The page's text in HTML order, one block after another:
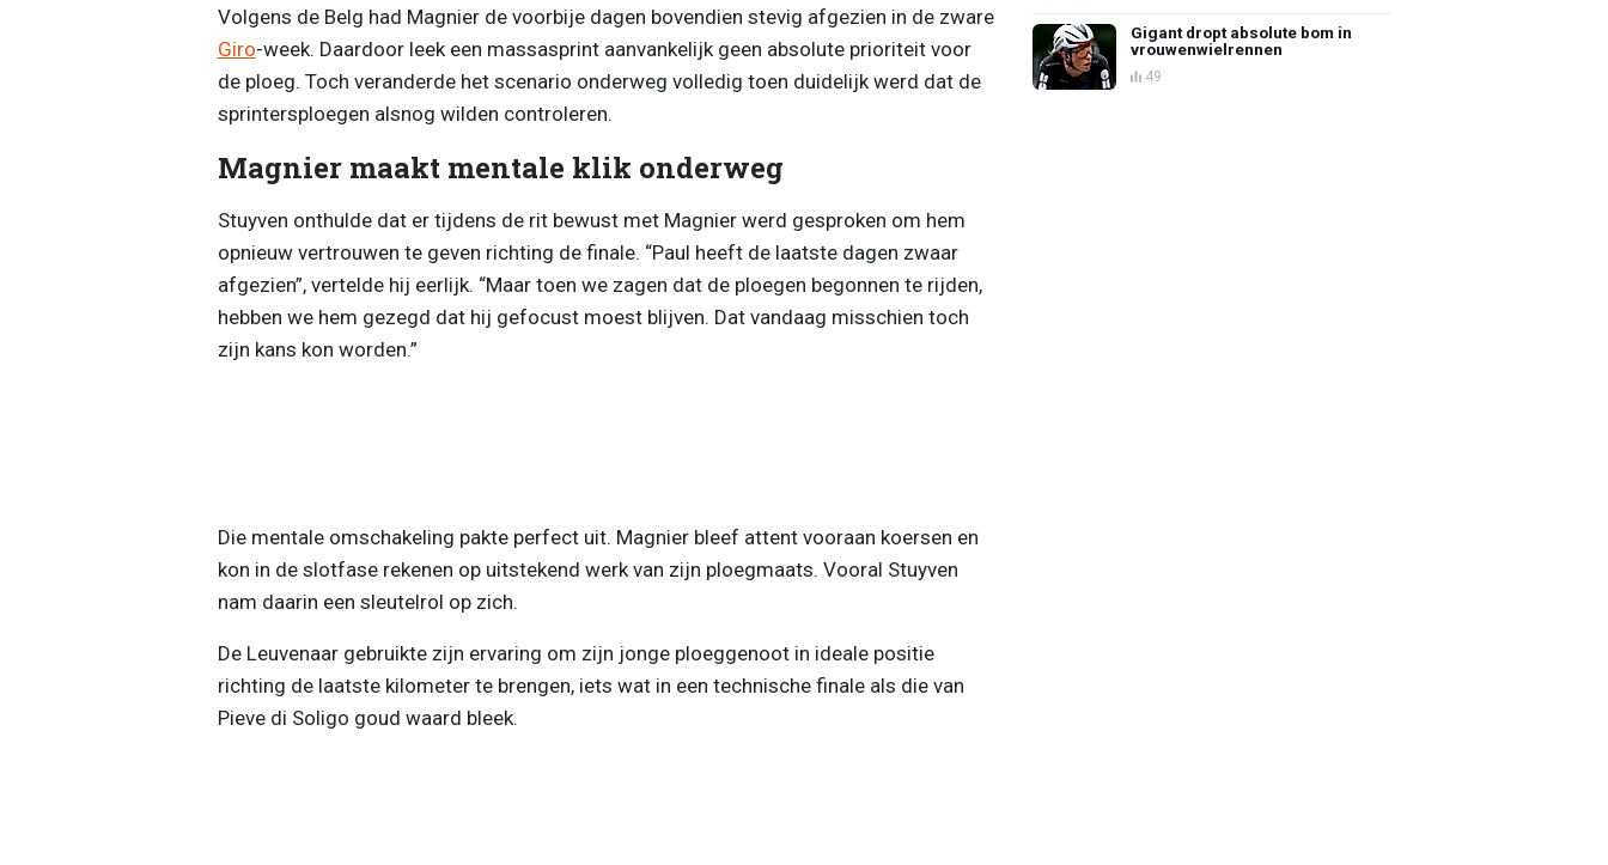
Volgens de Belg had Magnier de voorbije dagen bovendien stevig afgezien in de zware
Giro-week. Daardoor leek een massasprint aanvankelijk geen absolute prioriteit voor
de ploeg. Toch veranderde het scenario onderweg volledig toen duidelijk werd dat de
sprintersploegen alsnog wilden controleren.
Magnier maakt mentale klik onderweg
Stuyven onthulde dat er tijdens de rit bewust met Magnier werd gesproken om hem
opnieuw vertrouwen te geven richting de finale. “Paul heeft de laatste dagen zwaar
afgezien”, vertelde hij eerlijk. “Maar toen we zagen dat de ploegen begonnen te rijden,
hebben we hem gezegd dat hij gefocust moest blijven. Dat vandaag misschien toch
zijn kans kon worden.”
Die mentale omschakeling pakte perfect uit. Magnier bleef attent vooraan koersen en
kon in de slotfase rekenen op uitstekend werk van zijn ploegmaats. Vooral Stuyven
nam daarin een sleutelrol op zich.
De Leuvenaar gebruikte zijn ervaring om zijn jonge ploeggenoot in ideale positie
richting de laatste kilometer te brengen, iets wat in een technische finale als die van
Pieve di Soligo goud waard bleek.
Gigant dropt absolute bom in
vrouwenwielrennen
49